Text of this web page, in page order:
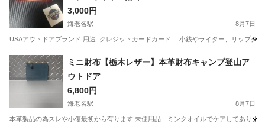
3,000円
海老名駅 8月7日
USAアウトドアブランド 用途: クレジットカードカード 小銭やライター、リップク
神奈川 海老名市 海老名駅 小物 車中泊
ミニ財布【栃木レザー】本革財布キャンプ登山ア
ウトドア
6,800円
海老名駅 8月7日
本革製品の為スレや小傷最初から有ります 未使用品 ミンクオイルでケアしてありま